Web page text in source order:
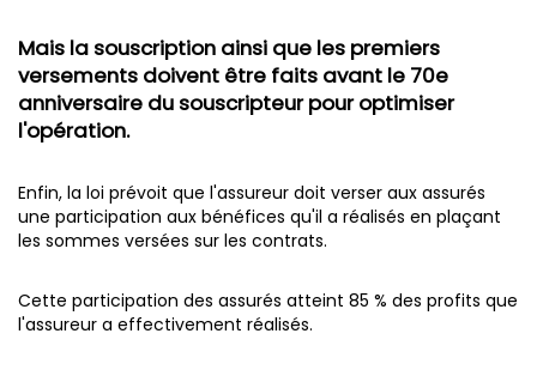
Mais la souscription ainsi que les premiers
versements doivent être faits avant le 70e
anniversaire du souscripteur pour optimiser
l'opération.
Enfin, la loi prévoit que l'assureur doit verser aux assurés
une participation aux bénéfices qu'il a réalisés en plaçant
les sommes versées sur les contrats.
Cette participation des assurés atteint 85 % des profits que
l'assureur a effectivement réalisés.